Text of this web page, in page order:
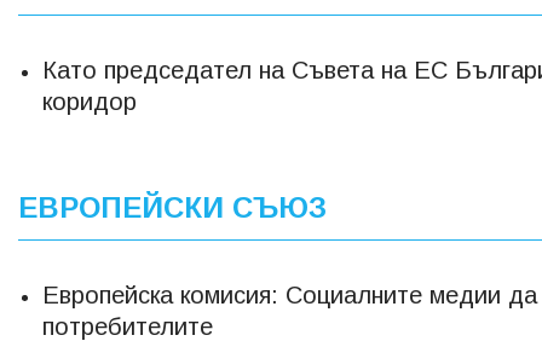
Като председател на Съвета на ЕС
коридор
ЕВРОПЕЙСКИ СЪЮЗ
Европейска комисия: Социалните медии
потребителите